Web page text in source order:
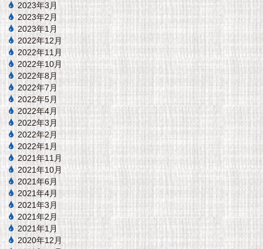
2023年3月
2023年2月
2023年1月
2022年12月
2022年11月
2022年10月
2022年8月
2022年7月
2022年5月
2022年4月
2022年3月
2022年2月
2022年1月
2021年11月
2021年10月
2021年6月
2021年4月
2021年3月
2021年2月
2021年1月
2020年12月